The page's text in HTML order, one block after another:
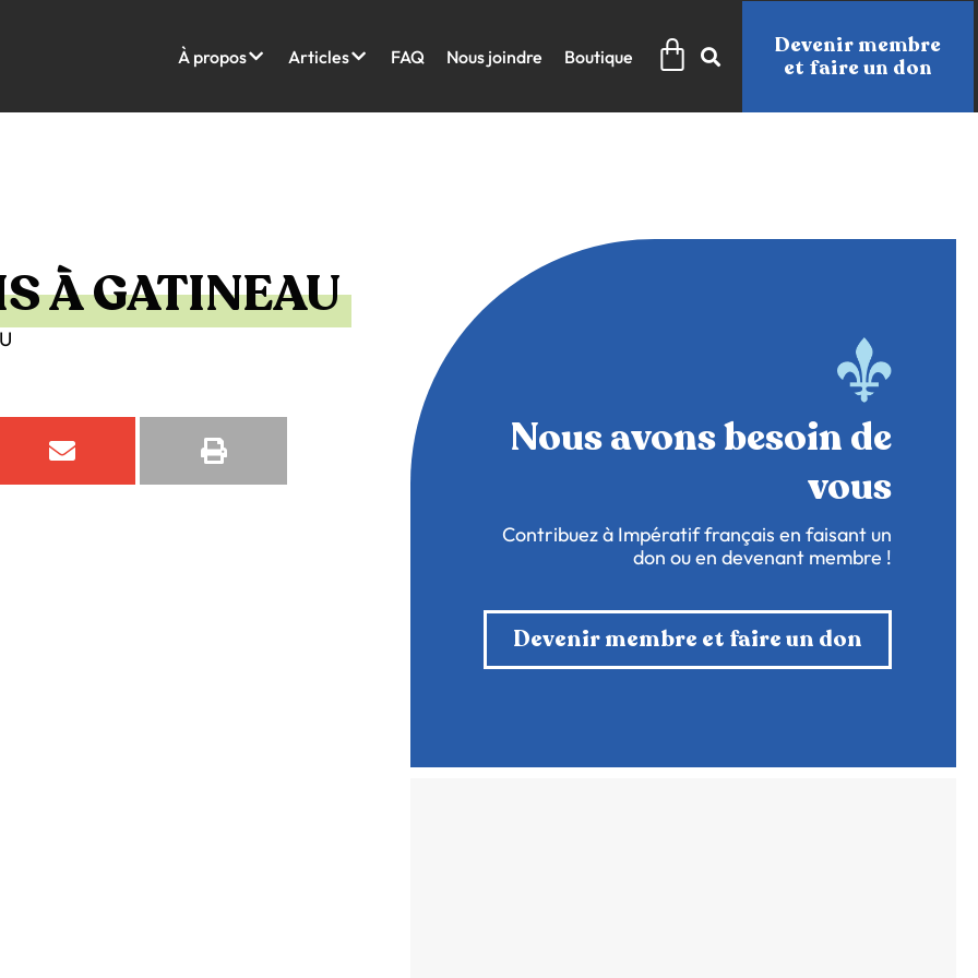
À propos Articles FAQ Nous joindre Boutique Panier
Devenir membre
et faire un don
À GATINEAU
Nous avons besoin de
vous
Contribuez à Impératif français en faisant un
don ou en devenant membre !
Devenir membre et faire un don